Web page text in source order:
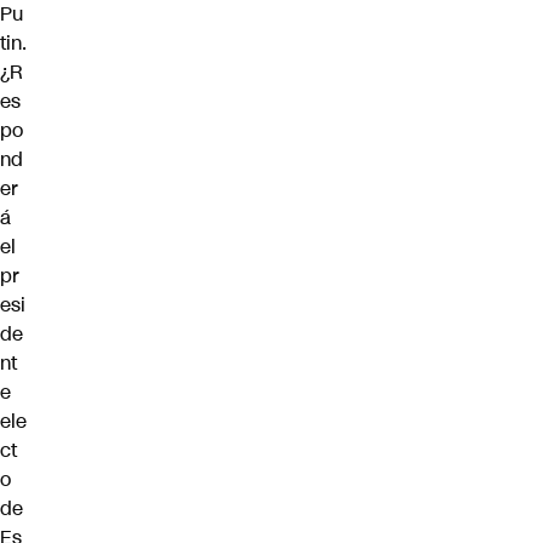
Pu
tin.
¿R
es
po
nd
er
á
el
pr
esi
de
nt
e
ele
ct
o
de
Es